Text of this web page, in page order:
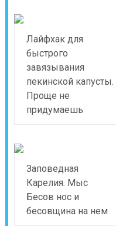
Лайфхак для
быстрого
завязывания
пекинской капусты.
Проще не
придумаешь
Заповедная
Карелия. Мыс
Бесов нос и
бесовщина на нем